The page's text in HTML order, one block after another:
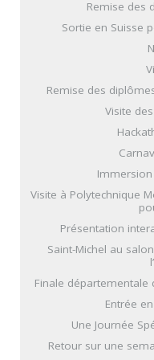
Remise des
Sortie en Suisse
Remise des
Visite
Visite à Polytechnique
Présentation
Saint-Michel au
Finale départementale
Entrée
Une Journée
Retour sur une